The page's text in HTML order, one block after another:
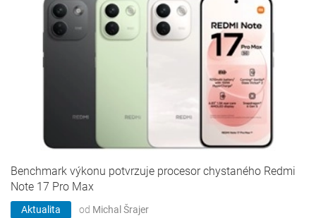
Benchmark výkonu potvrzuje procesor chystaného Redmi
Note 17 Pro Max
Aktualita od Michal Šrajer